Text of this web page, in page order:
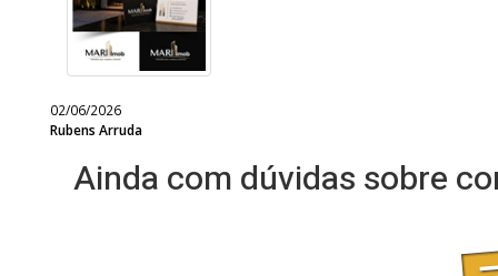
02/06/2026
Rubens Arruda
Ainda com dúvidas sobre